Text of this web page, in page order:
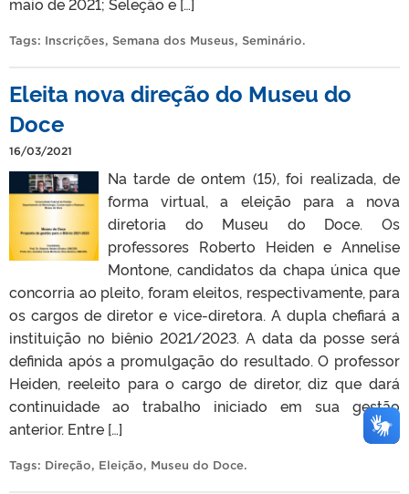
Tags: Inscrições, Semana dos Museus, Seminário.
Eleita nova direção do Museu do
Doce
16/03/2021
Na tarde de ontem (15), foi realizada, de
forma virtual, a eleição para a nova
diretoria do Museu do Doce. Os
professores Roberto Heiden e Annelise
Montone, candidatos da chapa única que
concorria ao pleito, foram eleitos, respectivamente, para
os cargos de diretor e vice-diretora. A dupla chefiará a
instituição no biênio 2021/2023. A data da posse será
definida após a promulgação do resultado. O professor
Heiden, reeleito para o cargo de diretor, diz que dará
continuidade ao trabalho iniciado em sua gestão
anterior. Entre […]
Tags: Direção, Eleição, Museu do Doce.